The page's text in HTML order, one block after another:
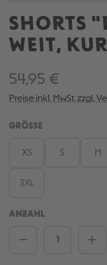
SHORTS
WEIT,
54,95 €
Preise inkl. MwSt. zzgl.
GRÖSSE
XS S M
3XL
ANZAHL
Produkt